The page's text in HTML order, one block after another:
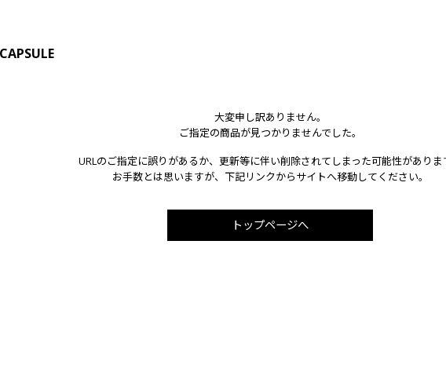
CAPSULE
大変申し訳ありません。
ご指定の商品が見つかりませんでした。
URLのご指定に誤りがあるか、更新等に伴い削除されてしまった可能性がありま
お手数とは思いますが、下記リンクからサイトへ移動してください。
トップページへ